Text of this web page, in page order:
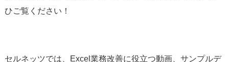
ひご覧ください！
セルネッツでは、Excel業務改善に役立つ動画、サンプルデ